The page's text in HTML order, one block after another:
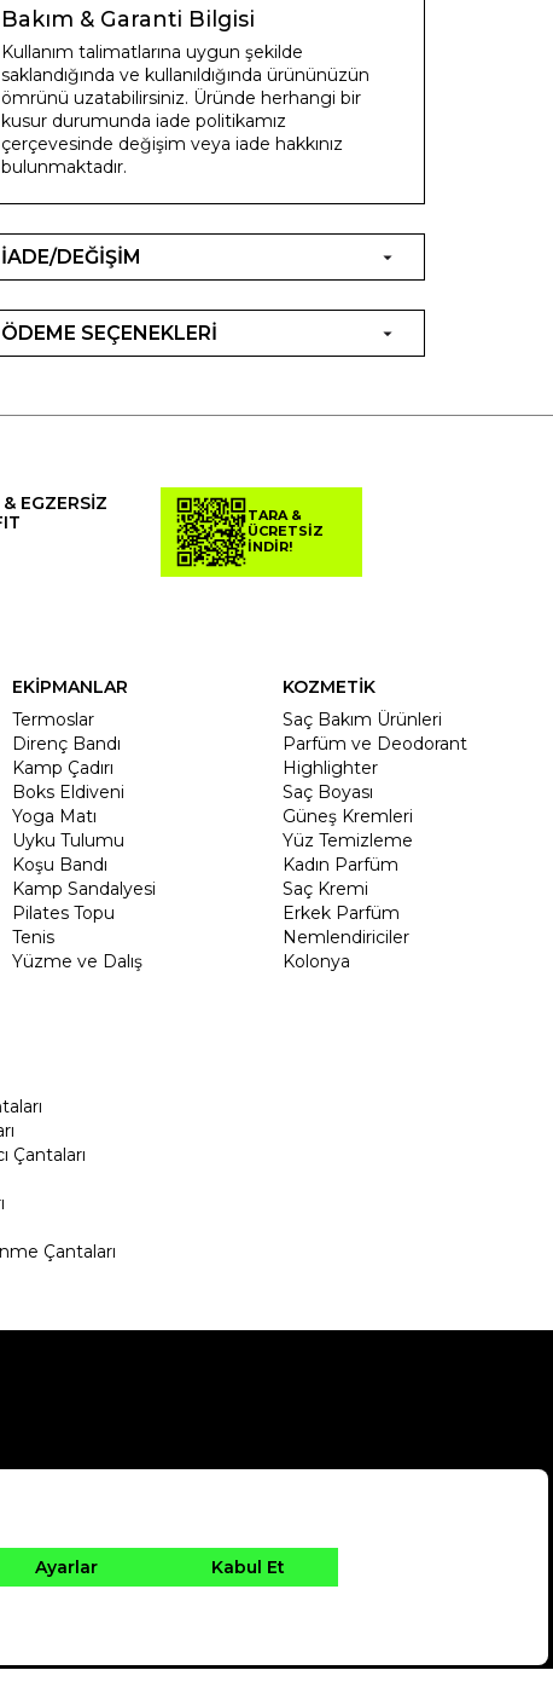
Bakım & Garanti Bilgisi
Kullanım talimatlarına uygun şekilde
saklandığında ve kullanıldığında ürününüzün
ömrünü uzatabilirsiniz. Üründe herhangi bir
kusur durumunda iade politikamız
çerçevesinde değişim veya iade hakkınız
bulunmaktadır.
İADE/DEĞİŞİM
ÖDEME SEÇENEKLERİ
EGZERSİZ
TARA &
ÜCRETSİZ
İNDİR!
EKİPMANLAR
Termoslar
Direnç Bandı
Kamp Çadırı
Boks Eldiveni
Yoga Matı
Uyku Tulumu
Koşu Bandı
Kamp Sandalyesi
Pilates Topu
Tenis
Yüzme ve Dalış
KOZMETİK
Saç Bakım Ürünleri
Parfüm ve Deodorant
Highlighter
Saç Boyası
Güneş Kremleri
Yüz Temizleme
Kadın Parfüm
Saç Kremi
Erkek Parfüm
Nemlendiriciler
Kolonya
Çantaları
Çantaları